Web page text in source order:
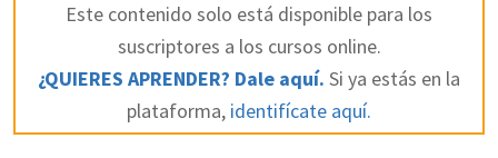
Este contenido solo está disponible para los
suscriptores a los cursos online.
¿QUIERES APRENDER? Dale aquí. Si ya estás en la
plataforma, identifícate aquí.